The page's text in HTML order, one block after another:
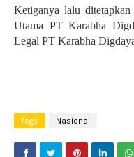
Ketiganya lalu ditetapkan
Utama PT Karabha
Legal PT Karabha
Tags Nasional